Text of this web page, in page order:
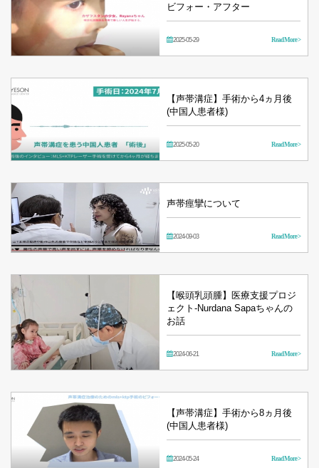
ビフォー・アフター
2025-05-29 Read More >
【声帯溝症】手術から4ヵ月後
(中国人患者様)
2025-05-20 Read More >
声帯痙攣について
2024-09-03 Read More >
【喉頭乳頭腫】医療支援プロジ
ェクト‐Nurdana Sapaちゃんの
お話
2024-06-21 Read More >
【声帯溝症】手術から8ヵ月後
(中国人患者様)
2024-05-24 Read More >